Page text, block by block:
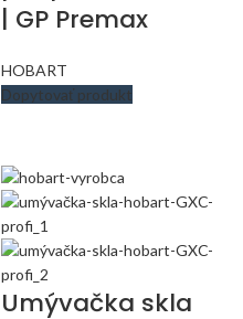
| GP Premax
HOBART
Dopytovať produkt
Umývačka skla